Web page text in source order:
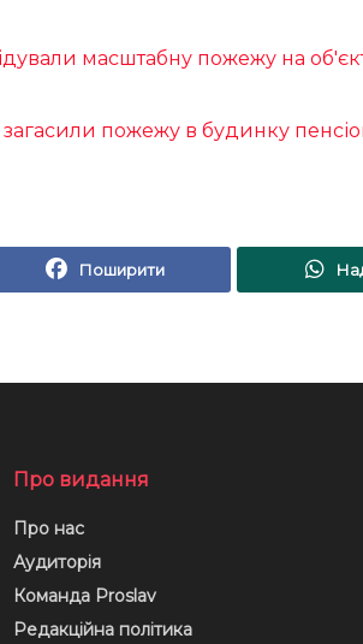
масштабну пожежу на
пожежу в будинку
Поширити
Про видання
Про нас
Аудиторія
Команда Proslav
Редакційна політика